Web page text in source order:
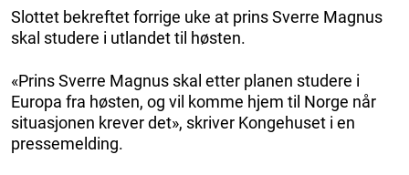
Slottet bekreftet forrige uke at prins Sverre Magnus
skal studere i utlandet til høsten.
«Prins Sverre Magnus skal etter planen studere i
Europa fra høsten, og vil komme hjem til Norge når
situasjonen krever det», skriver Kongehuset i en
pressemelding.